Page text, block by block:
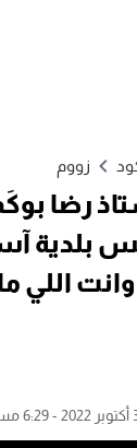
زووم
رضا
بلدية
وانت اللي